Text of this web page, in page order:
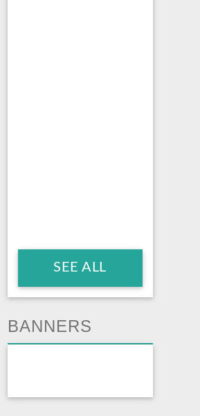
SEE ALL
BANNERS